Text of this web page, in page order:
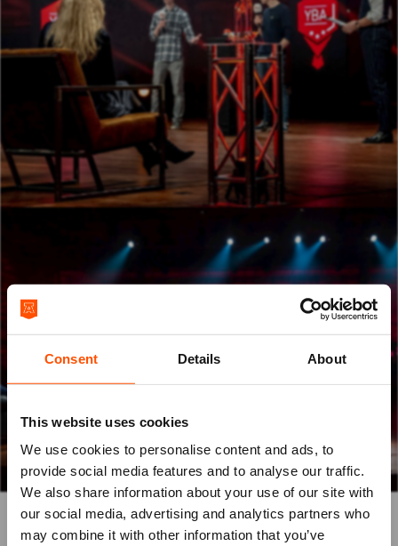
Consent Details About
This website uses cookies
We use cookies to personalise content and ads, to
provide social media features and to analyse our traffic.
We also share information about your use of our site with
our social media, advertising and analytics partners who
may combine it with other information that you’ve